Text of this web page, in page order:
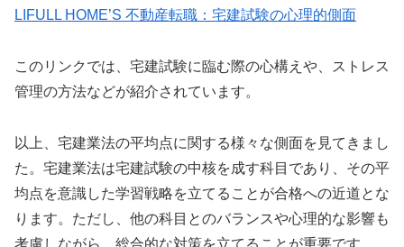
LIFULL HOME’S 不動産転職：宅建試験の心理的側面
このリンクでは、宅建試験に臨む際の心構えや、ストレス
管理の方法などが紹介されています。
以上、宅建業法の平均点に関する様々な側面を見てきまし
た。宅建業法は宅建試験の中核を成す科目であり、その平
均点を意識した学習戦略を立てることが合格への近道とな
ります。ただし、他の科目とのバランスや心理的な影響も
考慮しながら、総合的な対策を立てることが重要です。